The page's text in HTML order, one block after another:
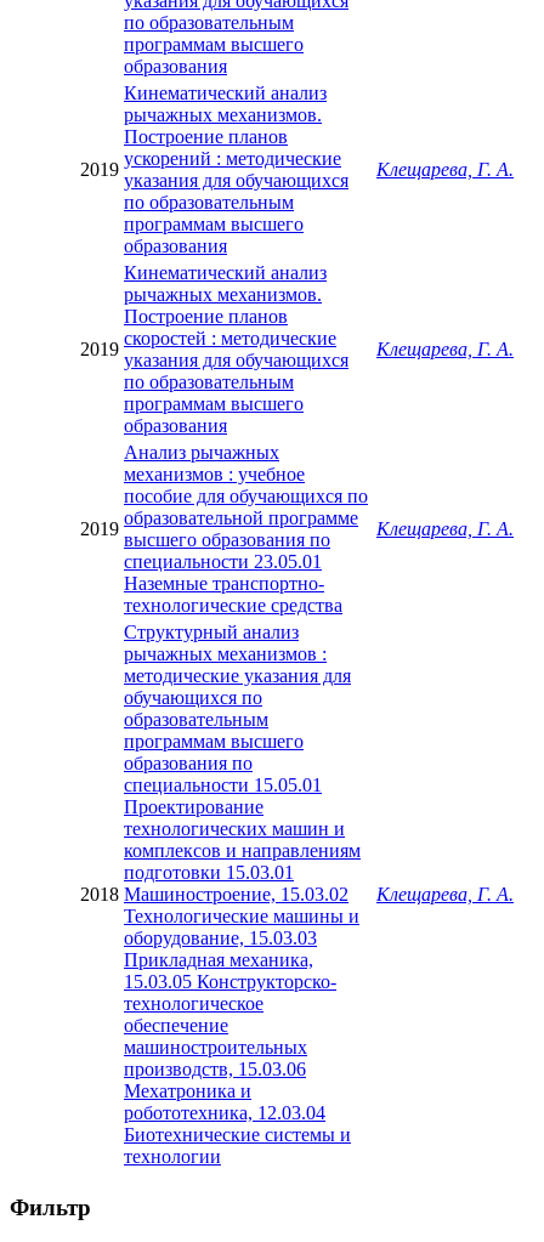
по образовательным
программам высшего
образования
2019
Кинематический анализ
рычажных механизмов.
Построение планов
ускорений : методические
указания для обучающихся
по образовательным
программам высшего
образования
Клещарева, Г. А.
2019
Кинематический анализ
рычажных механизмов.
Построение планов
скоростей : методические
указания для обучающихся
по образовательным
программам высшего
образования
Клещарева, Г. А.
2019
Анализ рычажных
механизмов : учебное
пособие для обучающихся по
образовательной программе
высшего образования по
специальности 23.05.01
Наземные транспортно-
технологические средства
Клещарева, Г. А.
2018
Структурный анализ
рычажных механизмов :
методические указания для
обучающихся по
образовательным
программам высшего
образования по
специальности 15.05.01
Проектирование
технологических машин и
комплексов и направлениям
подготовки 15.03.01
Машиностроение, 15.03.02
Технологические машины и
оборудование, 15.03.03
Прикладная механика,
15.03.05 Конструкторско-
технологическое
обеспечение
машиностроительных
производств, 15.03.06
Мехатроника и
робототехника, 12.03.04
Биотехнические системы и
технологии
Клещарева, Г. А.
Фильтр